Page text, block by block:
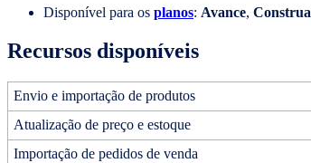
Disponível para os planos: Avance, Construa
Recursos disponíveis
Envio e importação de produtos
Atualização de preço e estoque
Importação de pedidos de venda